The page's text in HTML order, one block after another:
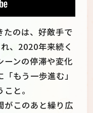
たのは、好敵手で
、2020年来続く
ーンの停滞や変化
もう一歩進む」
と。
がこのあと繰り広